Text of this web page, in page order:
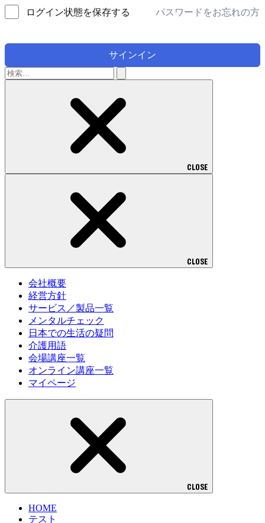
ログイン状態を保存する パスワードをお忘れの方
サインイン
検
索:
CLOSE
CLOSE
会社概要
経営方針
サービス／製品一覧
メンタルチェック
日本での生活の疑問
介護用語
会場講座一覧
オンライン講座一覧
マイページ
CLOSE
HOME
テスト